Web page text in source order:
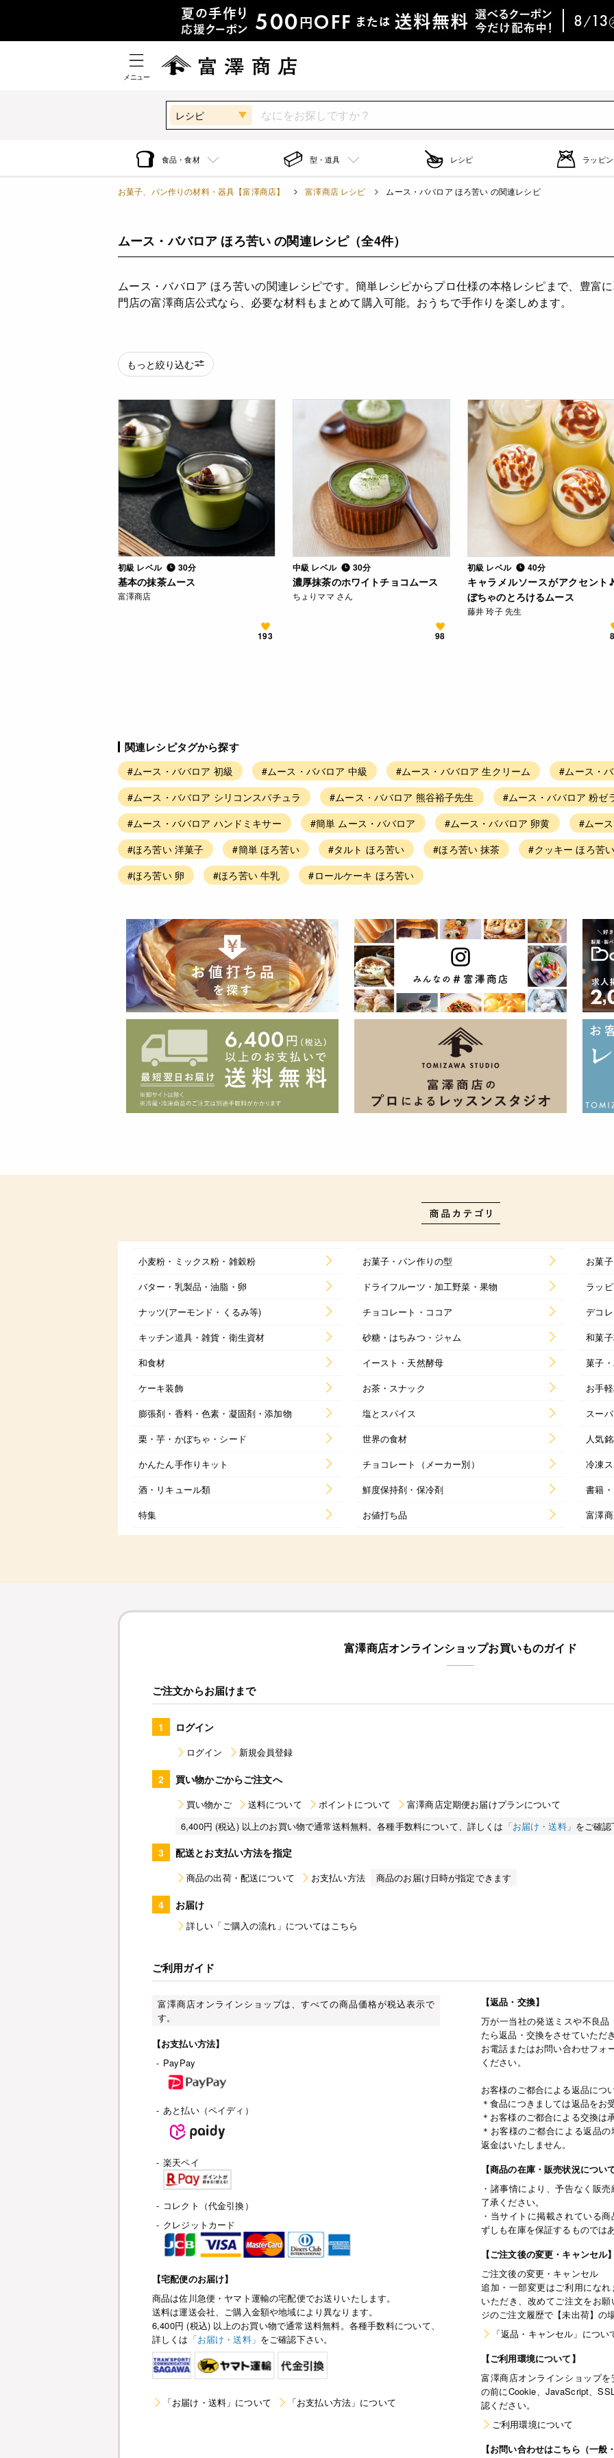
メニュー
レシピ
食品・食材 型・道具 レシピ ラッピ
お菓子、パン作りの材料・器具【富澤商店】 富澤商店 レシピ ムース・ババロア ほろ苦い の関連レシピ
ムース・ババロア ほろ苦い の関連レシピ（全4件）
ムース・ババロア ほろ苦いの関連レシピです。簡単レシピからプロ仕様の本格レシピまで、豊富
門店の富澤商店公式なら、必要な材料もまとめて購入可能。おうちで手作りを楽しめます。
もっと絞り込む
初級 レベル 30分
基本の抹茶ムース
富澤商店
193
中級 レベル 30分
濃厚抹茶のホワイトチョコムース
ちょりママ さん
98
初級 レベル 40分
キャラメルソースがアクセント
ぼちゃのとろけるムース
藤井 玲子 先生
関連レシピタグから探す
#ムース・ババロア 初級 #ムース・ババロア 中級 #ムース・ババロア 生クリーム
#ムース・
#ムース・ババロア シリコンスパチュラ
#ムース・ババロア 熊谷裕子先生
#ムース・ババロア 粉ゼ
#ムース・ババロア ハンドミキサー
#簡単 ムース・ババロア #ムース・ババロア 卵黄
#ムー
#ほろ苦い 洋菓子
#簡単 ほろ苦い #タルト ほろ苦い #ほろ苦い 抹茶
#クッキー ほろ苦
#ほろ苦い 卵
#ほろ苦い 牛乳 #ロールケーキ ほろ苦い
小麦粉・ミックス粉・雑穀粉 お菓子・パン作りの型
お菓
バター・乳製品・油脂・卵
ドライフルーツ・加工野菜・果物
ラッ
ナッツ(アーモンド・くるみ等)
チョコレート・ココア
デコ
キッチン道具・雑貨・衛生資材
砂糖・はちみつ・ジャム
和菓
和食材
イースト・天然酵母
菓子
ケーキ装飾
お茶・スナック
お手
膨張剤・香料・色素・凝固剤・添加物
塩とスパイス
スー
栗・芋・かぼちゃ・シード
世界の食材
人気
かんたん手作りキット
チョコレート（メーカー別）
冷凍
酒・リキュール類
鮮度保持剤・保冷剤
書籍
特集
お値打ち品 富澤
富澤商店オンラインショップお買いものガイド
ご注文からお届けまで
1 ログイン
ログイン 新規会員登録
2 買い物かごからご注文へ
買い物かご 送料について ポイントについて
富澤商店定期便お届けプランについて
6,400円 (税込) 以上のお買い物で通常送料無料。各種手数料について、詳しくは 「お届け・送料」 をご確
3 配送とお支払い方法を指定
商品の出荷・配送について お支払い方法 商品のお届け日時が指定できます
4 お届け
詳しい「ご購入の流れ」についてはこちら
ご利用ガイド
富澤商店オンラインショップは、すべての商品価格が税込表示で
す。
【お支払い方法】
- PayPay
- あと払い（ペイディ）
- 楽天ペイ
- コレクト（代金引換）
- クレジットカード
【宅配便のお届け】
商品は佐川急便・ヤマト運輸の宅配便でお送りいたします。
送料は運送会社、ご購入金額や地域により異なります。
6,400円 (税込) 以上のお買い物で通常送料無料。各種手数料について、
詳しくは 「お届け・送料」 をご確認下さい。
「お届け・送料」について 「お支払い方法」について
【返品・交換】
万が一当社の発送ミスや不良
たら返品・交換をさせていただ
お電話またはお問い合わせフォ
ください。
お客様のご都合による返品につ
＊食品につきましては返品をお
＊お客様のご都合による交換は
＊お客様のご都合による返品
返金はいたしません。
【商品の在庫・販売状況につい
・諸事情により、予告なく販
了承ください。
・当サイトに掲載されている
ずしも在庫を保証するものでは
【ご注文後の変更・キャンセル
ご注文後の変更・キャンセル
追加・一部変更はご利用にな
いただき、改めてご注文をお
ジのご注文履歴で【未出荷】の
「返品・キャンセル」につい
【ご利用環境について】
富澤商店オンラインショップ
の前にCookie、JavaScript、
認ください。
ご利用環境について
【お問い合わせはこちら（一般